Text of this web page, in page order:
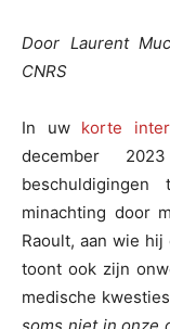
Door Laurent
CNRS
In uw korte
december
minachting door
Raoult, aan wie
toont ook zijn
medische